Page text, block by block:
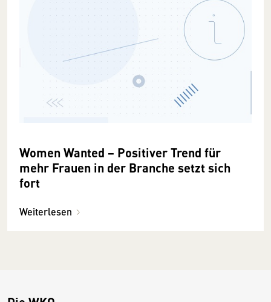
Women Wanted − Positiver Trend für
mehr Frauen in der Branche setzt sich
fort
Weiterlesen